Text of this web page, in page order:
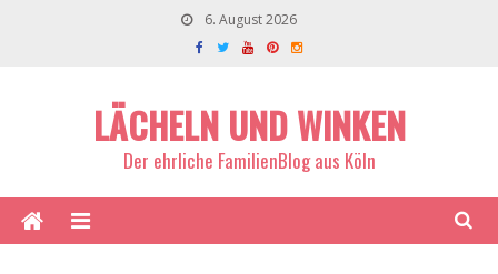
6. August 2026
LÄCHELN UND WINKEN
Der ehrliche FamilienBlog aus Köln